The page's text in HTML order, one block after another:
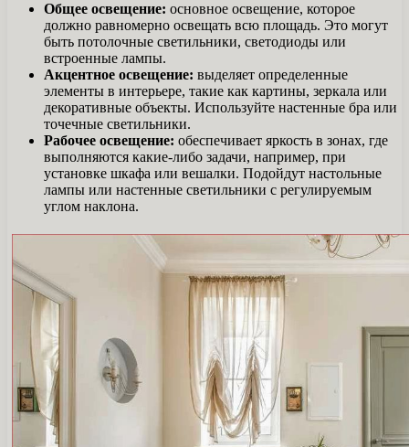
Общее освещение: основное освещение, которое
должно равномерно освещать всю площадь. Это могут
быть потолочные светильники, светодиоды или
встроенные лампы.
Акцентное освещение: выделяет определенные
элементы в интерьере, такие как картины, зеркала или
декоративные объекты. Используйте настенные бра или
точечные светильники.
Рабочее освещение: обеспечивает яркость в зонах, где
выполняются какие-либо задачи, например, при
установке шкафа или вешалки. Подойдут настольные
лампы или настенные светильники с регулируемым
углом наклона.